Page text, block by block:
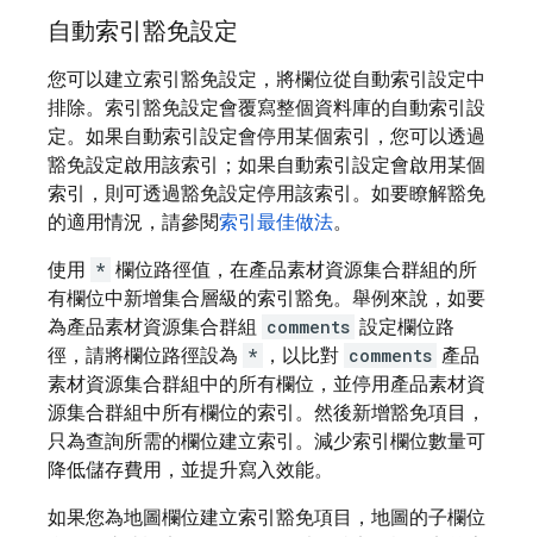
自動索引豁免設定
您可以建立索引豁免設定，將欄位從自動索引設定中
排除。索引豁免設定會覆寫整個資料庫的自動索引設
定。如果自動索引設定會停用某個索引，您可以透過
豁免設定啟用該索引；如果自動索引設定會啟用某個
索引，則可透過豁免設定停用該索引。如要瞭解豁免
的適用情況，請參閱索引最佳做法。
使用 * 欄位路徑值，在產品素材資源集合群組的所
有欄位中新增集合層級的索引豁免。舉例來說，如要
為產品素材資源集合群組 comments 設定欄位路
徑，請將欄位路徑設為 * ，以比對 comments 產品
素材資源集合群組中的所有欄位，並停用產品素材資
源集合群組中所有欄位的索引。然後新增豁免項目，
只為查詢所需的欄位建立索引。減少索引欄位數量可
降低儲存費用，並提升寫入效能。
如果您為地圖欄位建立索引豁免項目，地圖的子欄位